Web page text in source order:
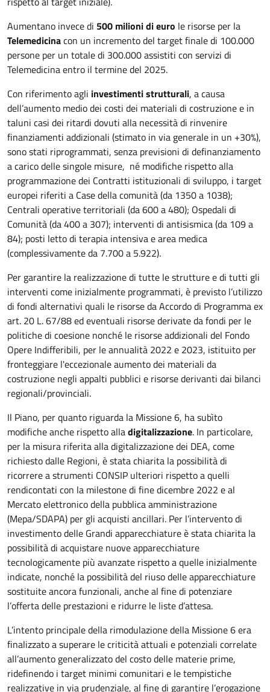
Aumentano invece di 500 milioni di euro le risorse per la
Telemedicinacon un incremento del target finale di 100.000
persone per un totale di 300.000 assistiti con servizi di
Telemedicina entro il termine del 2025.
Con riferimento agli investimenti strutturali, a causa
dell’aumento medio dei costi dei materiali di costruzione e in
taluni casi dei ritardi dovuti alla necessità di rinvenire
finanziamenti addizionali (stimato in via generale in un +30%),
sono stati riprogrammati, senza previsioni di definanziamento
a carico delle singole misure, né modifiche rispetto alla
programmazione dei Contratti istituzionali di sviluppo, i target
europei riferiti a Case della comunità (da 1350 a 1038);
Centrali operative territoriali (da 600 a 480); Ospedali di
Comunità (da 400 a 307); interventi di antisismica (da 109 a
84); posti letto di terapia intensiva e area medica
(complessivamente da 7.700 a 5.922).
Per garantire la realizzazione di tutte le strutture e di tutti gli
interventi come inizialmente programmati, è previsto l’utilizzo
di fondi alternativi quali le risorse da Accordo di Programma ex
art. 20 L. 67/88 ed eventuali risorse derivate da fondi per le
politiche di coesione nonché le risorse addizionali del Fondo
Opere Indifferibili, per le annualità 2022 e 2023, istituito per
fronteggiare l'eccezionale aumento dei materiali da
costruzione negli appalti pubblici e risorse derivanti dai bilanci
regionali/provinciali.
Il Piano, per quanto riguarda la Missione 6, ha subìto
modifiche anche rispetto alladigitalizzazione. In particolare,
per la misura riferita alla digitalizzazione dei DEA, come
richiesto dalle Regioni, è stata chiarita la possibilità di
ricorrere a strumenti CONSIP ulteriori rispetto a quelli
rendicontati con la milestone di fine dicembre 2022 e al
Mercato elettronico della pubblica amministrazione
(Mepa/SDAPA) per gli acquisti ancillari. Per l’intervento di
investimento delle Grandi apparecchiature è stata chiarita la
possibilità di acquistare nuove apparecchiature
tecnologicamente più avanzate rispetto a quelle inizialmente
indicate, nonché la possibilità del riuso delle apparecchiature
sostituite ancora funzionali, anche al fine di potenziare
l’offerta delle prestazioni e ridurre le liste d’attesa.
L’intento principale della rimodulazione della Missione 6 era
finalizzato a superare le criticità attuali e potenziali correlate
all’aumento generalizzato del costo delle materie prime,
ridefinendo i target minimi comunitari e le tempistiche
realizzative in via prudenziale, al fine di garantire l’erogazione